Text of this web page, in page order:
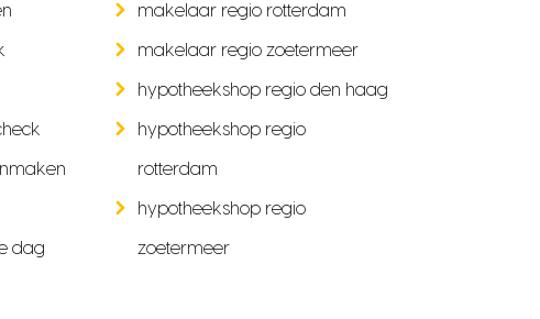
dag
makelaar regio rotterdam
makelaar regio zoetermeer
hypotheekshop regio den haag
hypotheekshop regio
rotterdam
hypotheekshop regio
zoetermeer